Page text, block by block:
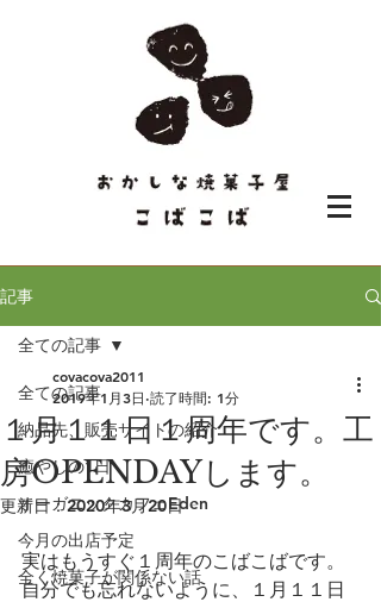
記事
全ての記事
納品先、販売サイトの紹介
癒やしの1日
オーガニックカフェEden
今月の出店予定
全く焼菓子が関係ない話
全ての記事
１月１１日１周年です。工
房OPENDAYします。
covacova2011
2019年1月3日 読了時間: 1分
更新日：2020年3月20日
実はもうすぐ１周年のこばこばです。
自分でも忘れないように、１月１１日